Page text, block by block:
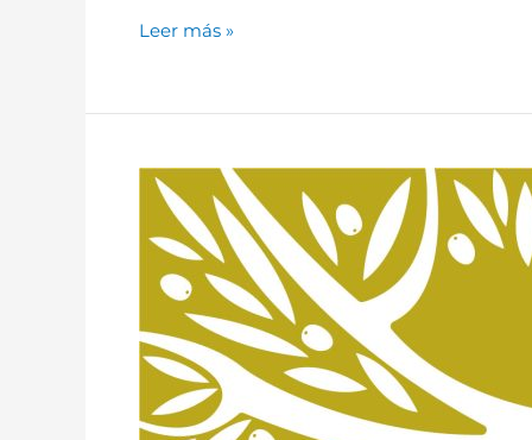
Leer más »
Cooperalive,
Predic
Nutrisan:
resultados
que
transforman
el